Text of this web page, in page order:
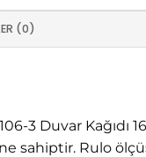
(0)
3 Duvar Kağıdı
sahiptir. Rulo